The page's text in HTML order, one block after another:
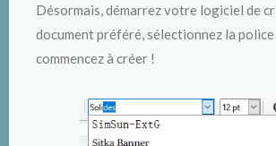
Désormais, démarrez votre logiciel de
document préféré, sélectionnez la police
commencez à créer !